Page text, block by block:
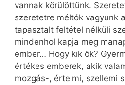
vannak körülöttünk.
szeretetre méltók vagyunk
tapasztalt feltétel nélküli
mindenhol kapja meg
ember… Hogy kik ők?
értékes emberek, akik
mozgás-, értelmi, szellemi